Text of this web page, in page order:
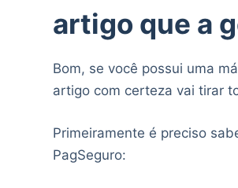
artigo que a
Bom, se você possui uma
artigo com certeza vai tirar
Primeiramente é preciso
PagSeguro: